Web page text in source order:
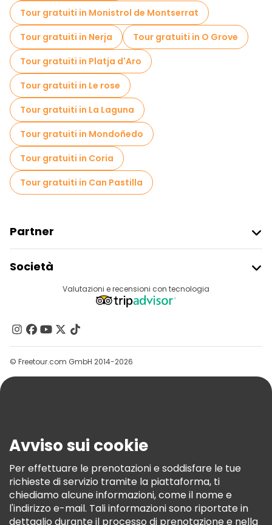
Tour gratuiti in Monistrol de Montserrat
Tour gratuiti in Nerja
Tour gratuiti in O Grove
Tour gratuiti in Platja d'Aro
Tour gratuiti in Le rose
Tour gratuiti in La Laguna
Tour gratuiti in Mondoñedo
Tour gratuiti in Coria
Tour gratuiti in Can Pastilla
Partner
Accesso Del Fornitore
Programma Di Affiliazione
Società
Destinazioni
Contattaci
Gruppi
Aiuto
Termini E Condizioni
Informativa Sui Cookie
Freetour Premi
Programma Di Fidelizzazione
Valutazioni e recensioni con tecnologia
© Freetour.com GmbH 2014-2026
Avviso sui cookie
Per effettuare le prenotazioni e soddisfare le tue
richieste di servizio tramite la piattaforma, ti
chiediamo alcune informazioni, come il nome e
l'indirizzo e-mail. Tali informazioni sono riportate in
dettaglio durante il processo di prenotazione e nella